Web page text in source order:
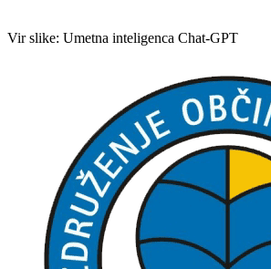
Vir slike: Umetna inteligenca Chat-GPT